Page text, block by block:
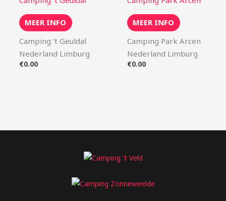
MEER INFO
Camping ’t Geuldal
Nederland Limburg
€0.00
MEER INFO
Camping Park Arcen
Nederland Limburg
€0.00